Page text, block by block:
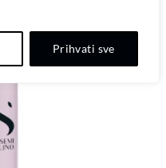
Prihvati sve
Dodaj
listu